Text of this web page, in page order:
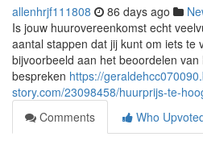
allenhrjf111808 86 days ago
Is jouw huurovereenkomst echt
aantal stappen dat jij kunt om iets te
bijvoorbeeld aan het beoordelen
bespreken https://
story.com/23098458/huurprijs-te-
Comments
Who